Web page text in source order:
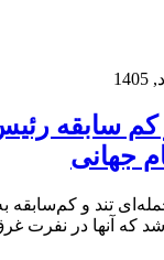
کم‌ سابقه
جهانی
حمله‌ای تند و کم‌سابقه
که آنها در نفرت